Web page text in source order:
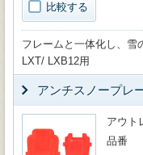
比較する
フレームと一体化し、雪
LXT/ LXB12用
アンチスノープレ
アウト
品番